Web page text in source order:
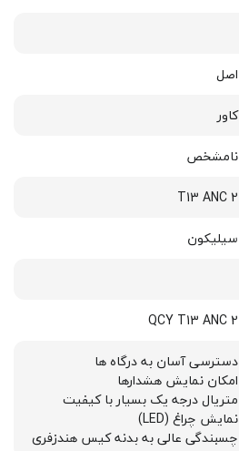
اصل
کاور
نامشخص
T13 ANC 2
سیلیکون
QCY T13 ANC 2
دسترسی آسان به درگاه ها
امکان نمایش هشدارها
متریال درجه یک بسیار با کیفیت
نمایش چراغ (LED)
چسبندگی عالی به بدنه کیس هندزفری